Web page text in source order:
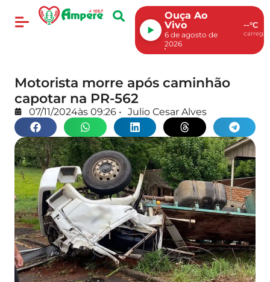
Ouça Ao
Vivo
6 de agosto de
2026
--°C
Motorista morre após caminhão
capotar na PR-562
07/11/2024às 09:26 • Julio Cesar Alves